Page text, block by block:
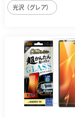
光沢（グレア）